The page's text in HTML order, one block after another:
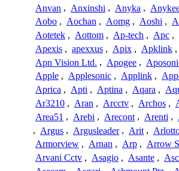
Anvan , Anxinshi , Anyka ,
Aobo , Aochan , Aomg , Aoshi ,
Aotetek , Aottom , Ap-tech , Apc ,
Apexis , apexxus , Apix , Apklink ,
Apn Vision Ltd. , Apogee ,
Apple , Applesonic , Applink ,
Aprica , Apti , Aptina , Aqara ,
Ar3210 , Aran , Arcctv , Archos ,
Area51 , Arebi , Arecont , Arenti ,
, Argus , Argusleader , Arit ,
Armorview , Arnan , Arp , Arrow
Arvani Cctv , Asagio , Asante , Asc